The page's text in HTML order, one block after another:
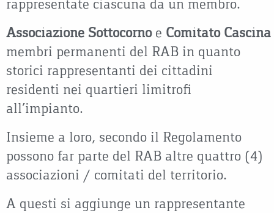
rappresentate ciascuna da un membro.
Associazione Sottocornoe Comitato
membri permanenti del RAB in quanto
storici rappresentanti dei cittadini
residenti nei quartieri limitrofi
all’impianto.
Insieme a loro, secondo il Regolamento
possono far parte del RAB altre quattro (4)
associazioni / comitati del territorio.
A questi si aggiunge un rappresentante